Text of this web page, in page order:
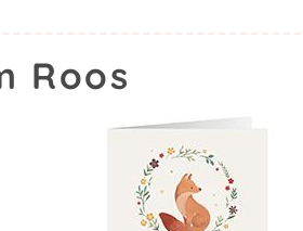
Roos